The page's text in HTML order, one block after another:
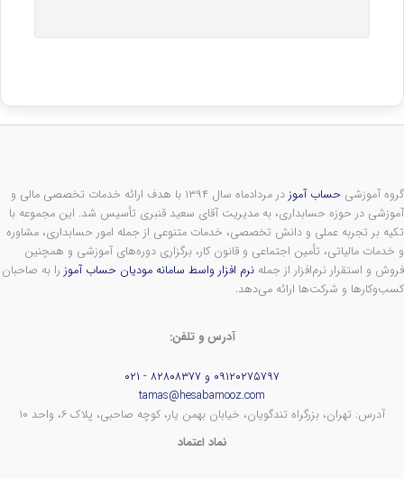
گروه آموزشی حساب آموز
در مردادماه سال ۱۳۹۴ با هدف ارائه خدمات تخصصی مالی و
آموزشی در حوزه حسابداری، به مدیریت آقای سعید قنبری تأسیس شد. این مجموعه با
تکیه بر تجربه عملی و دانش تخصصی، خدمات متنوعی از جمله امور حسابداری، مشاوره
و خدمات مالیاتی، تأمین اجتماعی و قانون کار، برگزاری دوره‌های آموزشی و همچنین
فروش و استقرار نرم‌افزار از جمله نرم افزار واسط سامانه مودیان حساب آموز را به صاحبان
کسب‌وکارها و شرکت‌ها ارائه می‌دهد.
آدرس و تلفن:
۰۹۱۲۰۲۷۵۷۹۷ و ۸۲۸۰۸۳۷۷ - ۰۲۱
tamas@hesabamooz.com
آدرس: تهران، بزرگراه تندگویان، خیابان بهمن یار، کوچه صاحبی، پلاک ۶، واحد ۱۰
نماد اعتماد